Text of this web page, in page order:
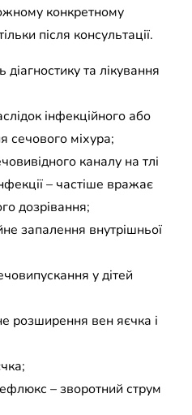
конкретному
після консультації.
та лікування
інфекційного або
сечового міхура;
каналу на тлі
– частіше вражає
дозрівання;
запалення внутрішньої
у дітей
розширення вен яєчка і
– зворотний струм